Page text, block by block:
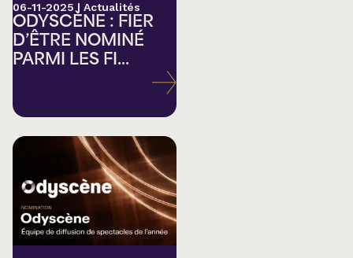
06-11-2025 | Actualités
ODYSCÈNE : FIER
D’ÊTRE NOMINÉ
PARMI LES FI...